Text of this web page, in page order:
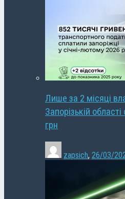
Лише за 2 місяці
Запорізькій
грн
zapsich, 26/03/